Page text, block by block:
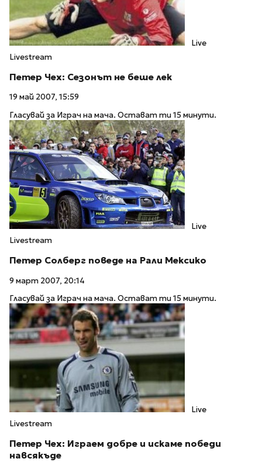
Live
Livestream
Петер Чех: Сезонът не беше лек
19 май 2007, 15:59
Гласувай за Играч на мача. Остават ти 15 минути.
Live
Livestream
Петер Солберг поведе на Рали Мексико
9 март 2007, 20:14
Гласувай за Играч на мача. Остават ти 15 минути.
Live
Livestream
Петер Чех: Играем добре и искаме победи
навсякъде